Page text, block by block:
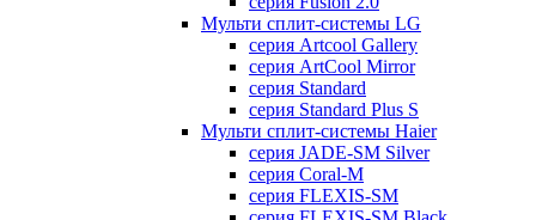
Мульти сплит-системы LG
серия Artcool Gallery
серия ArtCool Mirror
серия Standard
серия Standard Plus S
Мульти сплит-системы Haier
серия JADE-SM Silver
серия Coral-M
серия FLEXIS-SM